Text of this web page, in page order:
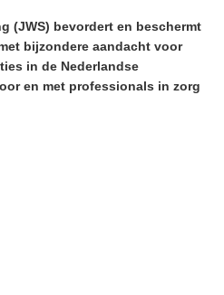
(JWS) bevordert en beschermt
bijzondere aandacht voor
in de Nederlandse
en met professionals in zorg